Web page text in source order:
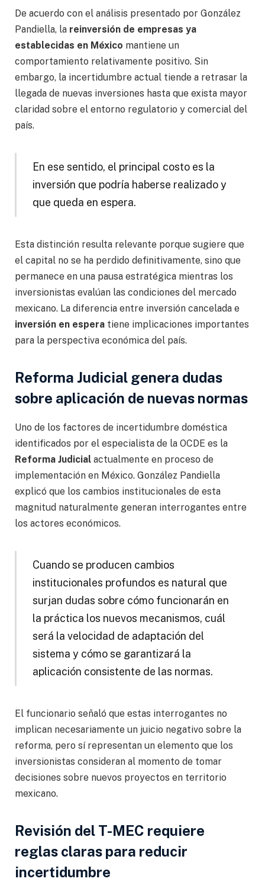
De acuerdo con el análisis presentado por González
Pandiella, la reinversión de empresas ya
establecidas en México mantiene un
comportamiento relativamente positivo. Sin
embargo, la incertidumbre actual tiende a retrasar la
llegada de nuevas inversiones hasta que exista mayor
claridad sobre el entorno regulatorio y comercial del
país.
En ese sentido, el principal costo es la
inversión que podría haberse realizado y
que queda en espera.
Esta distinción resulta relevante porque sugiere que
el capital no se ha perdido definitivamente, sino que
permanece en una pausa estratégica mientras los
inversionistas evalúan las condiciones del mercado
mexicano. La diferencia entre inversión cancelada e
inversión en espera tiene implicaciones importantes
para la perspectiva económica del país.
Reforma Judicial genera dudas
sobre aplicación de nuevas normas
Uno de los factores de incertidumbre doméstica
identificados por el especialista de la OCDE es la
Reforma Judicial actualmente en proceso de
implementación en México. González Pandiella
explicó que los cambios institucionales de esta
magnitud naturalmente generan interrogantes entre
los actores económicos.
Cuando se producen cambios
institucionales profundos es natural que
surjan dudas sobre cómo funcionarán en
la práctica los nuevos mecanismos, cuál
será la velocidad de adaptación del
sistema y cómo se garantizará la
aplicación consistente de las normas.
El funcionario señaló que estas interrogantes no
implican necesariamente un juicio negativo sobre la
reforma, pero sí representan un elemento que los
inversionistas consideran al momento de tomar
decisiones sobre nuevos proyectos en territorio
mexicano.
Revisión del T-MEC requiere
reglas claras para reducir
incertidumbre